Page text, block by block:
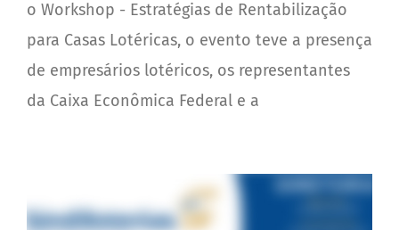
o Workshop - Estratégias de Rentabilização
para Casas Lotéricas, o evento teve a presença
de empresários lotéricos, os representantes
da Caixa Econômica Federal e a